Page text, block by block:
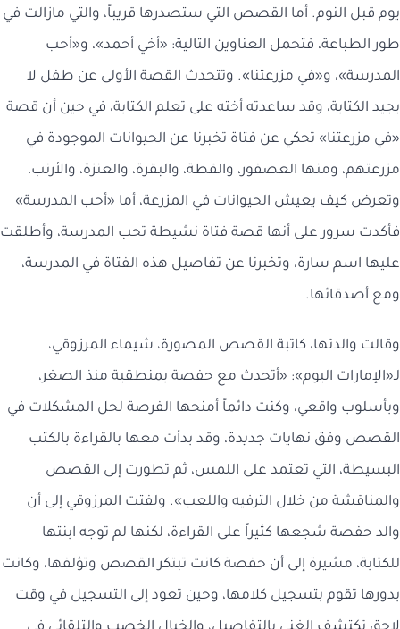
يوم قبل النوم. أما القصص التي ستصدرها قريباً، والتي مازالت في
طور الطباعة، فتحمل العناوين التالية: «أخي أحمد»، و«أحب
المدرسة»، و«في مزرعتنا». وتتحدث القصة الأولى عن طفل لا
يجيد الكتابة، وقد ساعدته أخته على تعلم الكتابة، في حين أن قصة
«في مزرعتنا» تحكي عن فتاة تخبرنا عن الحيوانات الموجودة في
مزرعتهم، ومنها العصفور، والقطة، والبقرة، والعنزة، والأرنب،
وتعرض كيف يعيش الحيوانات في المزرعة، أما «أحب المدرسة»
فأكدت سرور على أنها قصة فتاة نشيطة تحب المدرسة، وأطلقت
عليها اسم سارة، وتخبرنا عن تفاصيل هذه الفتاة في المدرسة،
ومع أصدقائها.
وقالت والدتها، كاتبة القصص المصورة، شيماء المرزوقي،
لـ«الإمارات اليوم»: «أتحدث مع حفصة بمنطقية منذ الصغر،
وبأسلوب واقعي، وكنت دائماً أمنحها الفرصة لحل المشكلات في
القصص وفق نهايات جديدة، وقد بدأت معها بالقراءة بالكتب
البسيطة، التي تعتمد على اللمس، ثم تطورت إلى القصص
والمناقشة من خلال الترفيه واللعب». ولفتت المرزوقي إلى أن
والد حفصة شجعها كثيراً على القراءة، لكنها لم توجه ابنتها
للكتابة، مشيرة إلى أن حفصة كانت تبتكر القصص وتؤلفها، وكانت
بدورها تقوم بتسجيل كلامها، وحين تعود إلى التسجيل في وقت